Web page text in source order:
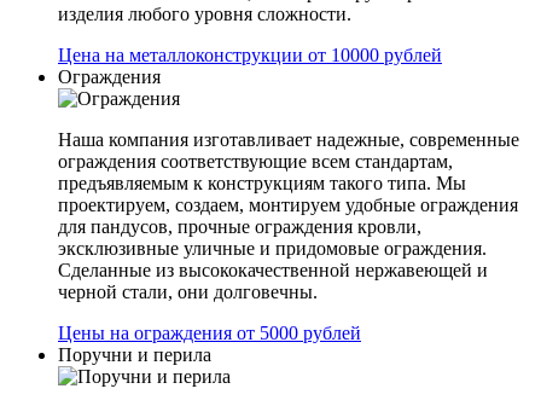
изделия любого уровня сложности.
Цена на металлоконструкции от 10000 рублей
Ограждения
Наша компания изготавливает надежные, современные
ограждения соответствующие всем стандартам,
предъявляемым к конструкциям такого типа. Мы
проектируем, создаем, монтируем удобные ограждения
для пандусов, прочные ограждения кровли,
эксклюзивные уличные и придомовые ограждения.
Сделанные из высококачественной нержавеющей и
черной стали, они долговечны.
Цены на ограждения от 5000 рублей
Поручни и перила